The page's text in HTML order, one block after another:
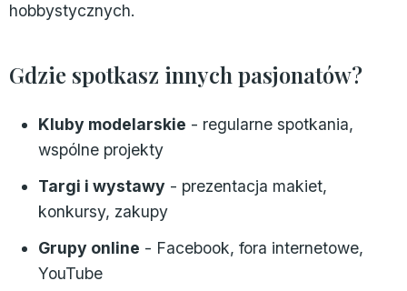
hobbystycznych.
Gdzie spotkasz innych pasjonatów?
Kluby modelarskie - regularne spotkania,
wspólne projekty
Targi i wystawy - prezentacja makiet,
konkursy, zakupy
Grupy online - Facebook, fora internetowe,
YouTube